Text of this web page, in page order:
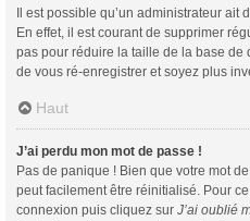
Il est possible qu’un administrateur
En effet, il est courant de supprimer
pas pour réduire la taille de la base de
de vous ré-enregistrer et soyez plus
Haut
J’ai perdu mon mot de passe !
Pas de panique ! Bien que votre mot
peut facilement être réinitialisé. Pour
connexion puis cliquez sur J’ai oublié